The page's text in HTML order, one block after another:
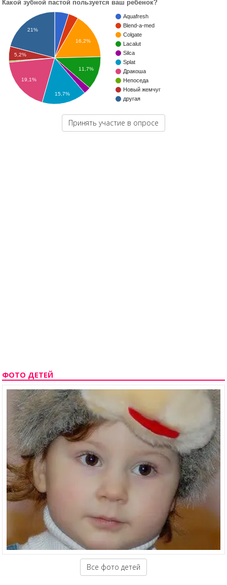
Какой зубной пастой пользуется ваш ребенок?
Aquafresh
Blend-a-med
Colgate
Lacalut
Silca
Splat
Дракоша
Непоседа
Новый жемчуг
другая
16,2%
11,7%
21%
5,2%
19,1%
15,7%
Принять участие в опросе
ФОТО ДЕТЕЙ
Все фото детей